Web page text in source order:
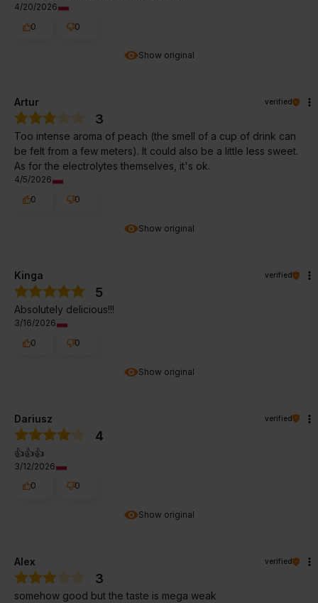
Show original
4/20/2026
0
0
Show original
Artur verified
3
Too intense aroma of peach (the smell of a cup of drink can
be felt from a few meters). It could also be a little less sweet.
As for the electrolytes themselves, it's ok.
4/5/2026
0
0
Show original
Kinga verified
5
Absolutely delicious!!!
3/16/2026
0
0
Show original
Dariusz verified
4
👍️👍️👍️
3/12/2026
0
0
Alex verified
3
somehow good but the taste is mega weak